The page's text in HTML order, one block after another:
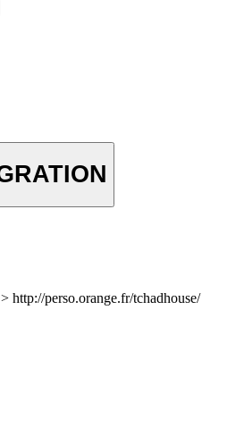
http://perso.orange.fr/tchadhouse/